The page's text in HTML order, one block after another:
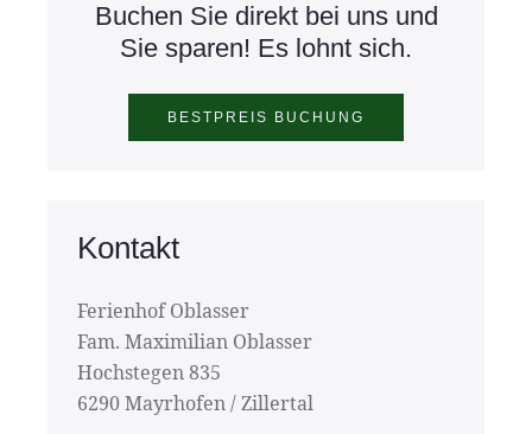
Buchen Sie direkt bei uns und
Sie sparen! Es lohnt sich.
Kontakt
Ferienhof Oblasser
Fam. Maximilian Oblasser
Hochstegen 835
6290 Mayrhofen / Zillertal